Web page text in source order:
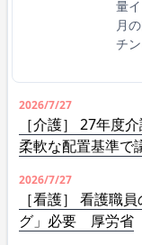
量
月
チ
2026/7/27
［介護］ 27年度
柔軟な配置基準で
2026/7/27
［看護］ 看護職
グ」必要 厚労省